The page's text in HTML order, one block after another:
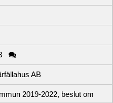
AB
2019-2022, beslut om